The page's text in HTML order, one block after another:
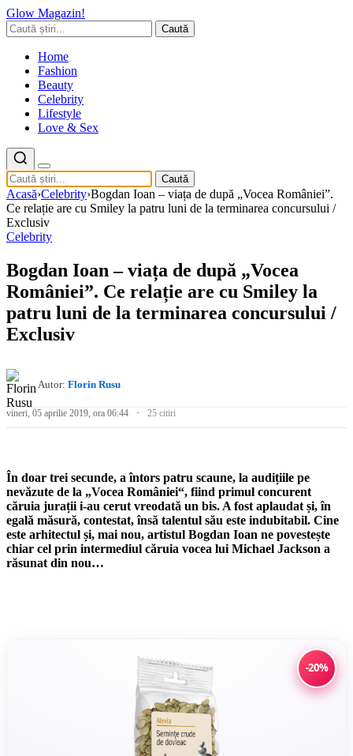
Glow Magazin!
Caută
Home
Fashion
Beauty
Celebrity
Lifestyle
Love & Sex
Caută
Acasă›Celebrity›Bogdan Ioan – viața de după „Vocea României”.
Ce relație are cu Smiley la patru luni de la terminarea concursului /
Exclusiv
Celebrity
Bogdan Ioan – viața de după „Vocea
României”. Ce relație are cu Smiley la
patru luni de la terminarea concursului /
Exclusiv
Autor: Florin Rusu
vineri, 05 aprilie 2019, ora 06:44 25 citiri
În doar trei secunde, a întors patru scaune, la audițiile pe
nevăzute de la „Vocea României“, fiind primul concurent
căruia jurații i-au cerut vreodată un bis. A fost aplaudat și, în
egală măsură, contestat, însă talentul său este indubitabil. Cine
este arhitectul și, mai nou, artistul Bogdan Ioan ne povestește
chiar cel prin intermediul căruia vocea lui Michael Jackson a
răsunat din nou…
-20%